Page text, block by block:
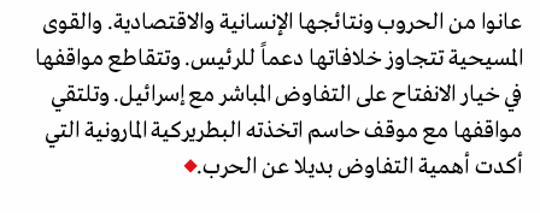
عانوا من الحروب ونتائجها الإنسانية والاقتصادية. والقوى
المسيحية تتجاوز خلافاتها دعماً للرئيس. وتتقاطع مواقفها
في خيار الانفتاح على التفاوض المباشر مع إسرائيل. وتلتقي
مواقفها مع موقف حاسم اتخذته البطريركية المارونية التي
أكدت أهمية التفاوض بديلا عن الحرب.